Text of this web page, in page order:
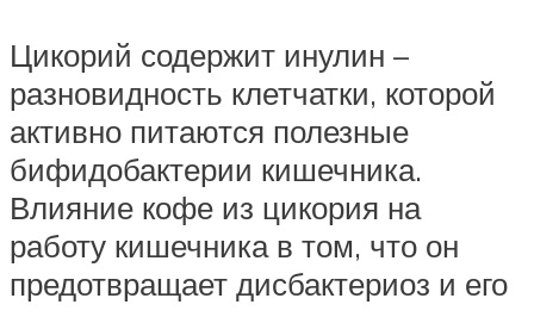
Цикорий содержит инулин –
разновидность клетчатки, которой
активно питаются полезные
бифидобактерии кишечника.
Влияние кофе из цикория на
работу кишечника в том, что он
предотвращает дисбактериоз и его